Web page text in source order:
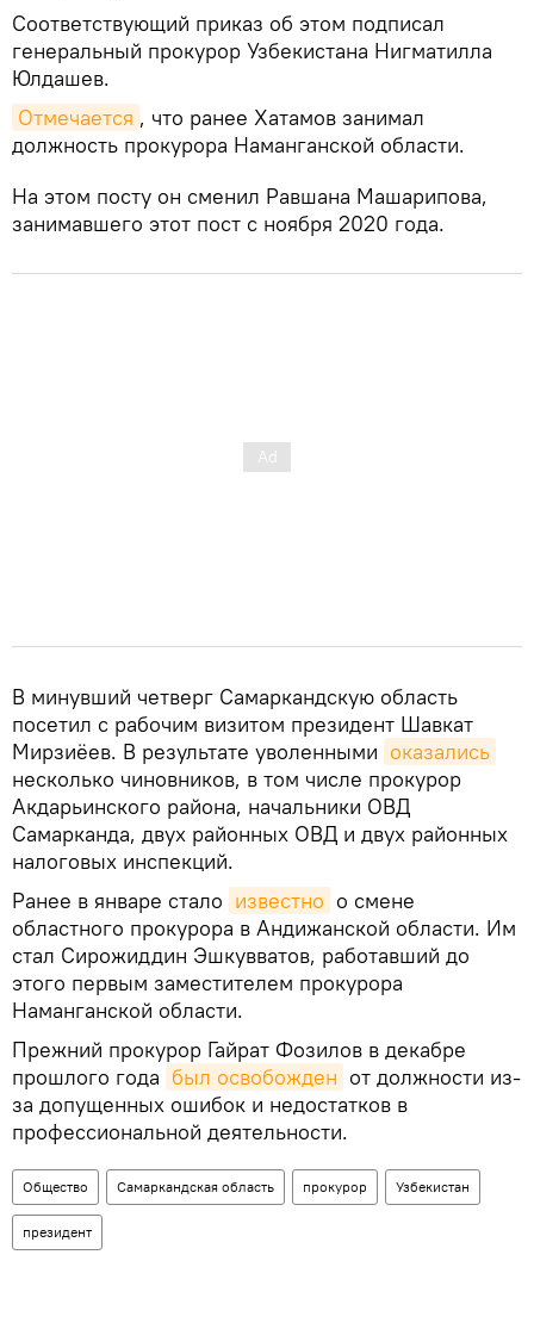
Соответствующий приказ об этом подписал
генеральный прокурор Узбекистана Нигматилла
Юлдашев.
Отмечается , что ранее Хатамов занимал
должность прокурора Наманганской области.
На этом посту он сменил Равшана Машарипова,
занимавшего этот пост с ноября 2020 года.
В минувший четверг Самаркандскую область
посетил с рабочим визитом президент Шавкат
Мирзиёев. В результате уволенными оказались
несколько чиновников, в том числе прокурор
Акдарьинского района, начальники ОВД
Самарканда, двух районных ОВД и двух районных
налоговых инспекций.
Ранее в январе стало известно о смене
областного прокурора в Андижанской области. Им
стал Сирожиддин Эшкувватов, работавший до
этого первым заместителем прокурора
Наманганской области.
Прежний прокурор Гайрат Фозилов в декабре
прошлого года был освобожден от должности из-
за допущенных ошибок и недостатков в
профессиональной деятельности.
Общество Самаркандская область прокурор Узбекистан
президент